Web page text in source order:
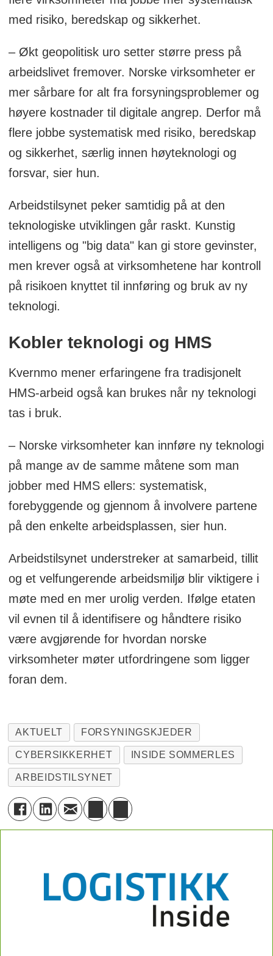
med risiko, beredskap og sikkerhet.
– Økt geopolitisk uro setter større press på
arbeidslivet fremover. Norske virksomheter er
mer sårbare for alt fra forsyningsproblemer og
høyere kostnader til digitale angrep. Derfor må
flere jobbe systematisk med risiko, beredskap
og sikkerhet, særlig innen høyteknologi og
forsvar, sier hun.
Arbeidstilsynet peker samtidig på at den
teknologiske utviklingen går raskt. Kunstig
intelligens og "big data" kan gi store gevinster,
men krever også at virksomhetene har kontroll
på risikoen knyttet til innføring og bruk av ny
teknologi.
Kobler teknologi og HMS
Kvernmo mener erfaringene fra tradisjonelt
HMS-arbeid også kan brukes når ny teknologi
tas i bruk.
– Norske virksomheter kan innføre ny teknologi
på mange av de samme måtene som man
jobber med HMS ellers: systematisk,
forebyggende og gjennom å involvere partene
på den enkelte arbeidsplassen, sier hun.
Arbeidstilsynet understreker at samarbeid, tillit
og et velfungerende arbeidsmiljø blir viktigere i
møte med en mer urolig verden. Ifølge etaten
vil evnen til å identifisere og håndtere risiko
være avgjørende for hvordan norske
virksomheter møter utfordringene som ligger
foran dem.
AKTUELT FORSYNINGSKJEDER
CYBERSIKKERHET INSIDE SOMMERLES
ARBEIDSTILSYNET